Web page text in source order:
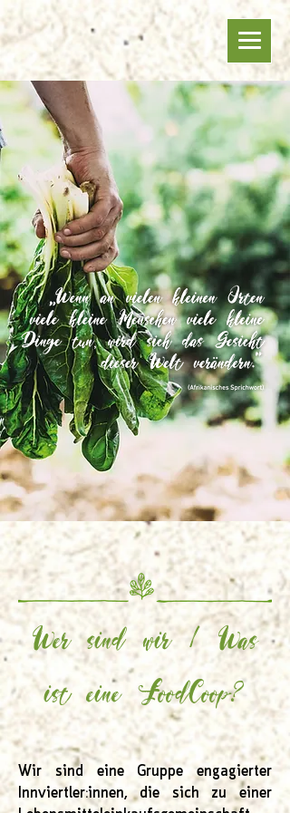
Wer sind wir / Was
ist eine FoodCoop?
Wir sind eine Gruppe engagierter
Innviertler:innen, die sich zu einer